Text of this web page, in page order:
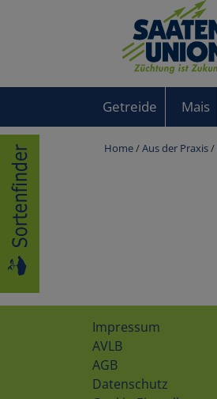
Getreide Mais
Home/Aus der Praxis/
Impressum
AVLB
AGB
Datenschutz